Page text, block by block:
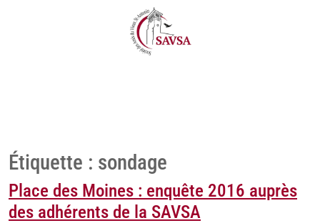
Étiquette : sondage
Place des Moines : enquête 2016 auprès
des adhérents de la SAVSA